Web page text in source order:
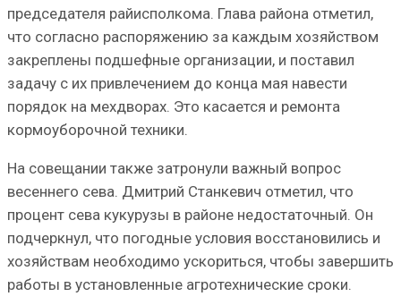
председателя райисполкома. Глава района отметил,
что согласно распоряжению за каждым хозяйством
закреплены подшефные организации, и поставил
задачу с их привлечением до конца мая навести
порядок на мехдворах. Это касается и ремонта
кормоуборочной техники.
На совещании также затронули важный вопрос
весеннего сева. Дмитрий Станкевич отметил, что
процент сева кукурузы в районе недостаточный. Он
подчеркнул, что погодные условия восстановились и
хозяйствам необходимо ускориться, чтобы завершить
работы в установленные агротехнические сроки.